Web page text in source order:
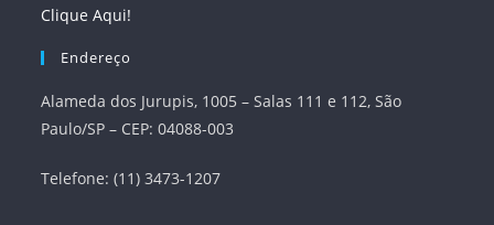
Clique Aqui!
Endereço
Alameda dos Jurupis, 1005 – Salas 111 e 112, São
Paulo/SP – CEP: 04088-003
Telefone: (11) 3473-1207